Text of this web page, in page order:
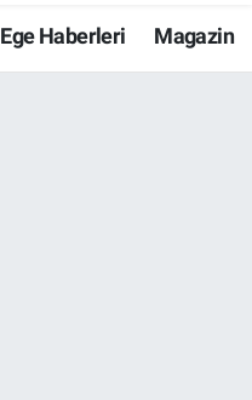
Ege Haberleri Magazin